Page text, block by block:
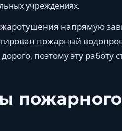
учреждениях.
напрямую
пожарный
поэтому эту работу
пожарного